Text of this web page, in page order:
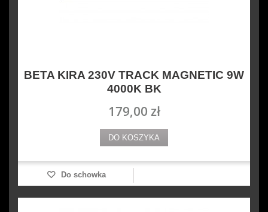
BETA KIRA 230V TRACK MAGNETIC 9W
4000K BK
179,00 zł
DO KOSZYKA
Do schowka